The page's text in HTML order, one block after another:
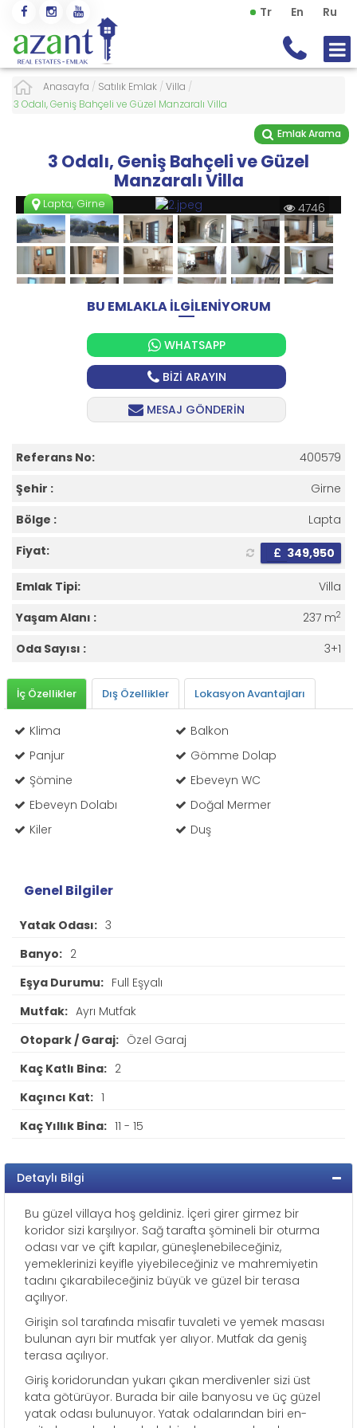
Tr En Ru
Anasayfa / Satılık Emlak / Villa /
3 Odalı, Geniş Bahçeli ve Güzel Manzaralı Villa
Emlak Arama
3 Odalı, Geniş Bahçeli ve Güzel
Manzaralı Villa
4746
Lapta, Girne
BU EMLAKLA İLGİLENİYORUM
WHATSAPP
BİZİ ARAYIN
MESAJ GÖNDERİN
Referans No:
400579
Şehir :
Girne
Bölge :
Lapta
Fiyat:
£ 349,950
Emlak Tipi:
Villa
Yaşam Alanı :
237 m2
Oda Sayısı : 3+1
İç Özellikler Dış Özellikler Lokasyon Avantajları
Klima
Balkon
Panjur
Gömme Dolap
Şömine
Ebeveyn WC
Ebeveyn Dolabı
Doğal Mermer
Kiler
Duş
Genel Bilgiler
Yatak Odası: 3
Banyo: 2
Eşya Durumu: Full Eşyalı
Mutfak: Ayrı Mutfak
Otopark / Garaj: Özel Garaj
Kaç Katlı Bina: 2
Kaçıncı Kat: 1
Kaç Yıllık Bina: 11 - 15
Detaylı Bilgi
Bu güzel villaya hoş geldiniz. İçeri girer girmez bir
koridor sizi karşılıyor. Sağ tarafta şömineli bir oturma
odası var ve çift kapılar, güneşlenebileceğiniz,
yemeklerinizi keyifle yiyebileceğiniz ve mahremiyetin
tadını çıkarabileceğiniz büyük ve güzel bir terasa
açılıyor.
Girişin sol tarafında misafir tuvaleti ve yemek masası
bulunan ayrı bir mutfak yer alıyor. Mutfak da geniş
terasa açılıyor.
Giriş koridorundan yukarı çıkan merdivenler sizi üst
kata götürüyor. Burada bir aile banyosu ve üç güzel
yatak odası bulunuyor. Yatak odalarından biri en-